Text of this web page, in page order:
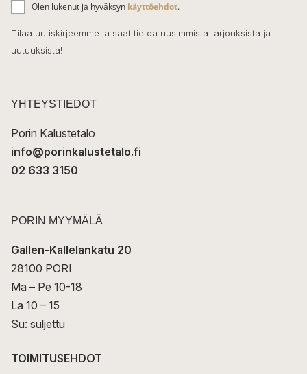
o
o
k
h
k
t
Olen lukenut ja hyväksyn käyttöehdot.
Tilaa uutiskirjeemme ja saat tietoa uusimmista tarjouksista ja
uutuuksista!
YHTEYSTIEDOT
Porin Kalustetalo
info@porinkalustetalo.fi
02 633 3150
PORIN MYYMÄLÄ
Gallen-Kallelankatu 20
28100 PORI
Ma – Pe 10-18
La 10 – 15
Su: suljettu
TOIMITUSEHDOT